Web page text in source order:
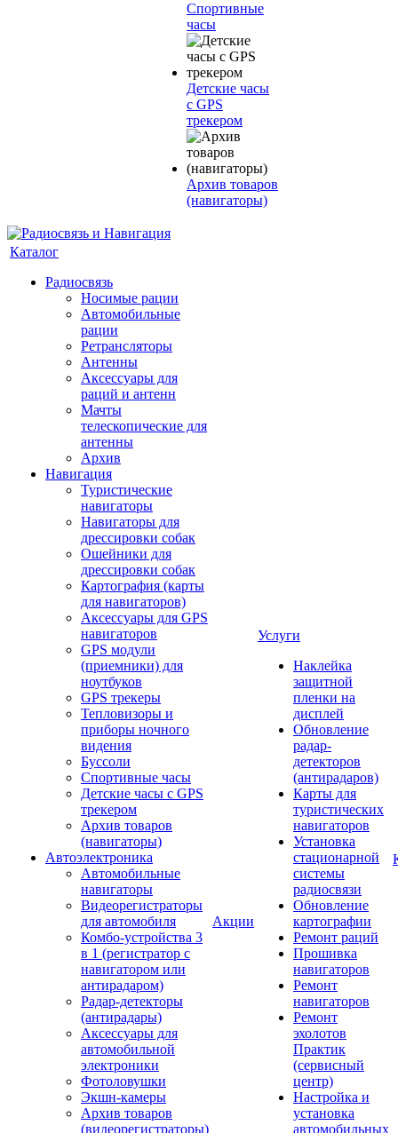
Спортивные
часы
Детские часы
с GPS
трекером
Архив товаров
(навигаторы)
Каталог
Радиосвязь
Носимые рации
Автомобильные
рации
Ретрансляторы
Антенны
Аксессуары для
раций и антенн
Мачты
телескопические для
антенны
Архив
Навигация
Туристические
навигаторы
Навигаторы для
дрессировки собак
Ошейники для
дрессировки собак
Картография (карты
для навигаторов)
Аксессуары для GPS
навигаторов
GPS модули
(приемники) для
ноутбуков
GPS трекеры
Тепловизоры и
приборы ночного
видения
Буссоли
Спортивные часы
Детские часы с GPS
трекером
Архив товаров
(навигаторы)
Автоэлектроника
Автомобильные
навигаторы
Видеорегистраторы
для автомобиля
Комбо-устройства 3
в 1 (регистратор с
навигатором или
антирадаром)
Радар-детекторы
(антирадары)
Аксессуары для
автомобильной
электроники
Фотоловушки
Экшн-камеры
Архив товаров
(видеорегистраторы)
Акции
Услуги
Наклейка
защитной
пленки на
дисплей
Обновление
радар-
детекторов
(антирадаров)
Карты для
туристических
навигаторов
Установка
стационарной
системы
радиосвязи
Обновление
картографии
Ремонт раций
Прошивка
навигаторов
Ремонт
навигаторов
Ремонт
эхолотов
Практик
(сервисный
центр)
Настройка и
установка
автомобильных